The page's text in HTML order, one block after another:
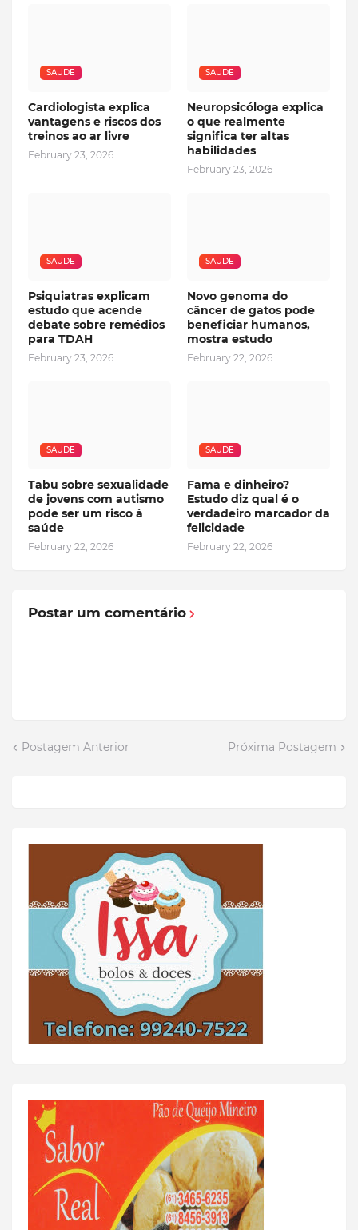
SAUDE
Cardiologista explica
vantagens e riscos dos
treinos ao ar livre
February 23, 2026
SAUDE
Neuropsicóloga explica
o que realmente
significa ter altas
habilidades
February 23, 2026
SAUDE
Psiquiatras explicam
estudo que acende
debate sobre remédios
para TDAH
February 23, 2026
SAUDE
Novo genoma do
câncer de gatos pode
beneficiar humanos,
mostra estudo
February 22, 2026
SAUDE
Tabu sobre sexualidade
de jovens com autismo
pode ser um risco à
saúde
February 22, 2026
SAUDE
Fama e dinheiro?
Estudo diz qual é o
verdadeiro marcador da
felicidade
February 22, 2026
Postar um comentário
Postagem Anterior Próxima Postagem